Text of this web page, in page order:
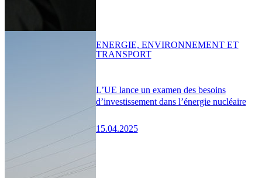
L’UE lance un examen des besoins
d’investissement dans l’énergie nucléaire
15.04.2025
ENERGIE, ENVIRONNEMENT ET
TRANSPORT